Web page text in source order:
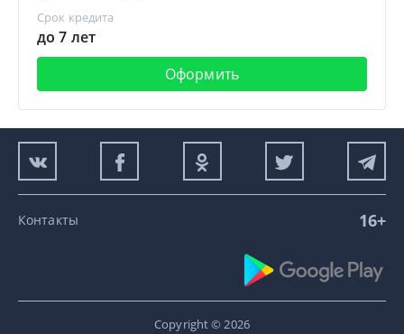
Срок кредита
до 7 лет
Оформить
Контакты 16+
Copyright © 2026